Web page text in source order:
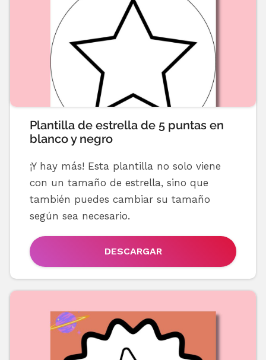
Plantilla de estrella de 5 puntas en
blanco y negro
¡Y hay más! Esta plantilla no solo viene
con un tamaño de estrella, sino que
también puedes cambiar su tamaño
según sea necesario.
DESCARGAR